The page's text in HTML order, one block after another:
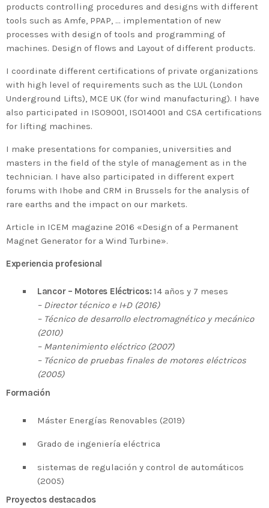
products controlling procedures and designs with different
tools such as Amfe, PPAP, … implementation of new
processes with design of tools and programming of
machines. Design of flows and Layout of different products.
I coordinate different certifications of private organizations
with high level of requirements such as the LUL (London
Underground Lifts), MCE UK (for wind manufacturing). I have
also participated in ISO9001, ISO14001 and CSA certifications
for lifting machines.
I make presentations for companies, universities and
masters in the field of the style of management as in the
technician. I have also participated in different expert
forums with Ihobe and CRM in Brussels for the analysis of
rare earths and the impact on our markets.
Article in ICEM magazine 2016 «Design of a Permanent
Magnet Generator for a Wind Turbine».
Experiencia profesional
Lancor – Motores Eléctricos:14 años y 7 meses
– Director técnico e I+D (2016)
– Técnico de desarrollo electromagnético y mecánico
(2010)
– Mantenimiento eléctrico (2007)
– Técnico de pruebas finales de motores eléctricos
(2005)
Formación
Máster Energías Renovables (2019)
Grado de ingeniería eléctrica
sistemas de regulación y control de automáticos
(2005)
Proyectos destacados